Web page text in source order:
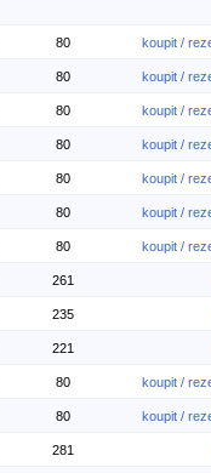
80 koupit /
80 koupit /
80 koupit /
80 koupit /
80 koupit /
80 koupit /
80 koupit /
261
235
221
80 koupit /
80 koupit /
281